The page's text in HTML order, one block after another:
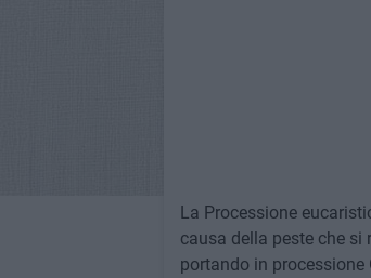
La Processione
causa della peste che
portando in